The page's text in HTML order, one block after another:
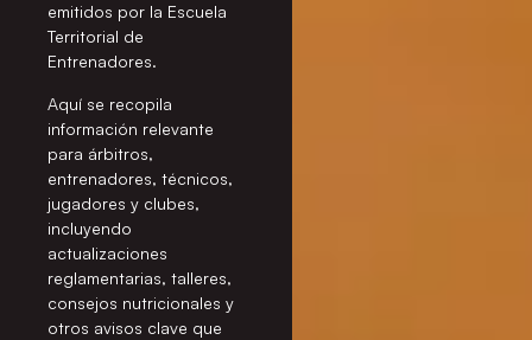
emitidos por la Escuela
Territorial de
Entrenadores.
Aquí se recopila
información relevante
para árbitros,
entrenadores, técnicos,
jugadores y clubes,
incluyendo
actualizaciones
reglamentarias, talleres,
consejos nutricionales y
otros avisos clave que